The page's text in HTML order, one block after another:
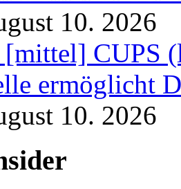
10. 2026
CUPS
ermöglicht
10. 2026